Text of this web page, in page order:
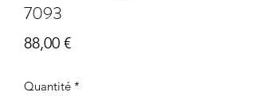
7093
88,00 €Prix
Quantité *